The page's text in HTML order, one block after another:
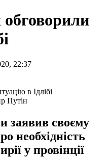
обговорили
22:37
Путін
заявив своєму
необхідність
у провінції